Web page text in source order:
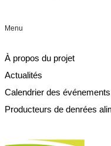
Menu
À propos du projet
Actualités
Calendrier des événements
Producteurs de denrées